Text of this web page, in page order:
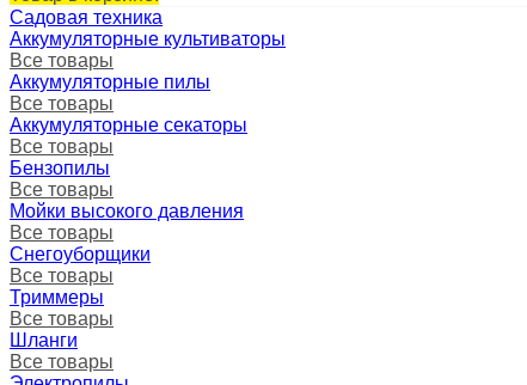
Садовая техника
Аккумуляторные культиваторы
Все товары
Аккумуляторные пилы
Все товары
Аккумуляторные секаторы
Все товары
Бензопилы
Все товары
Мойки высокого давления
Все товары
Снегоуборщики
Все товары
Триммеры
Все товары
Шланги
Все товары